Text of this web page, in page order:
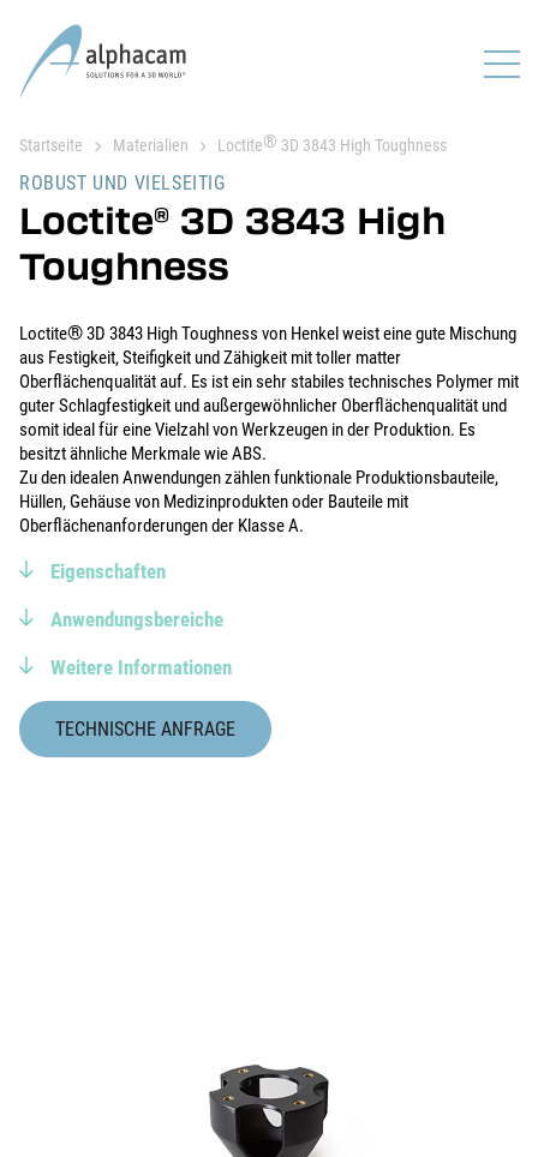
Startseite Materialien Loctite® 3D 3843 High Toughness
ROBUST UND VIELSEITIG
Loctite® 3D 3843 High
Toughness
Loctite®3D 3843 High Toughness von Henkel weist eine gute Mischung
aus Festigkeit, Steifigkeit und Zähigkeit mit toller matter
Oberflächenqualität auf. Es ist ein sehr stabiles technisches Polymer mit
guter Schlagfestigkeit und außergewöhnlicher Oberflächenqualität und
somit ideal für eine Vielzahl von Werkzeugen in der Produktion. Es
besitzt ähnliche Merkmale wie ABS.
Zu den idealen Anwendungen zählen funktionale Produktionsbauteile,
Hüllen, Gehäuse von Medizinprodukten oder Bauteile mit
Oberflächenanforderungen der Klasse A.
Eigenschaften
Anwendungsbereiche
Weitere Informationen
TECHNISCHE ANFRAGE